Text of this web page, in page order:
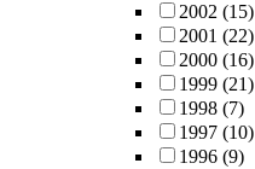
2002 (15)
2001 (22)
2000 (16)
1999 (21)
1998 (7)
1997 (10)
1996 (9)